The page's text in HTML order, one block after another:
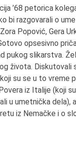
’68 petorica
bi razgovarali o
Popović, Gera
opsesivno
pukog slikarstva.
života. Diskutovali
su se u to vreme
iz Italije (koji
u umetnička dela),
iz Nemačke i o